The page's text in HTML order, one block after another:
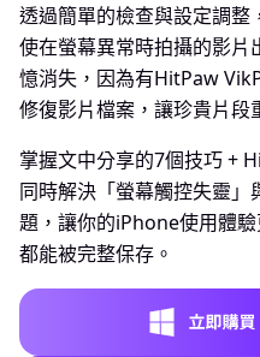
透過簡單的檢查與設定調整
使在螢幕異常時拍攝的影片
憶消失，因為有HitPaw
修復影片檔案，讓珍貴片段
掌握文中分享的7個技巧 +
同時解決「螢幕觸控失靈
題，讓你的iPhone使用體
都能被完整保存。